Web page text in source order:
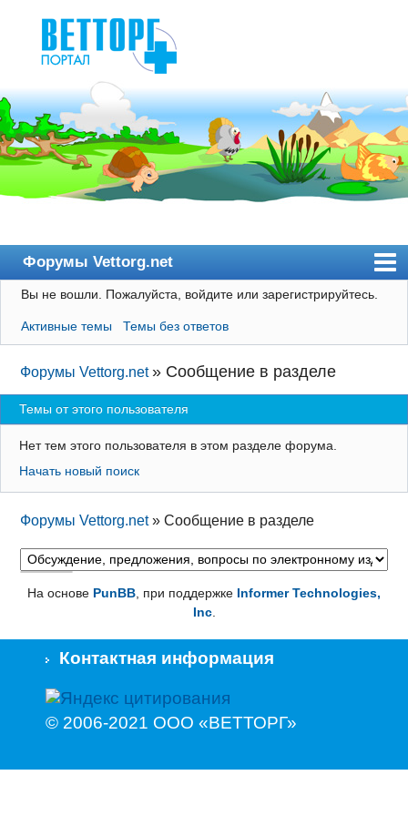
Форумы Vettorg.net
Главная
Пользователи
Правила
Поиск
Регистрация
Вход
Вы не вошли. Пожалуйста, войдите или зарегистрируйтесь.
Активные темы Темы без ответов
Форумы Vettorg.net » Сообщение в разделе
Темы от этого пользователя
Нет тем этого пользователя в этом разделе форума.
Начать новый поиск
Форумы Vettorg.net »Сообщение в разделе
На основе PunBB , при поддержке Informer Technologies,
Inc.
Контактная информация
© 2006-2021 ООО «ВЕТТОРГ»